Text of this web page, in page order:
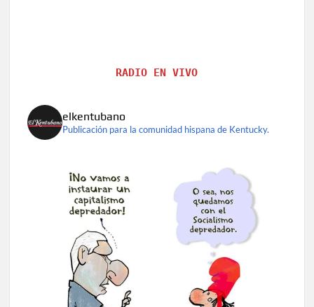
RADIO EN VIVO
elkentubano
Publicación para la comunidad hispana de Kentucky.